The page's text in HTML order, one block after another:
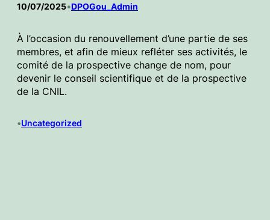
10/07/2025•DPOGou_Admin
À l’occasion du renouvellement d’une partie de ses
membres, et afin de mieux refléter ses activités, le
comité de la prospective change de nom, pour
devenir le conseil scientifique et de la prospective
de la CNIL.
•Uncategorized